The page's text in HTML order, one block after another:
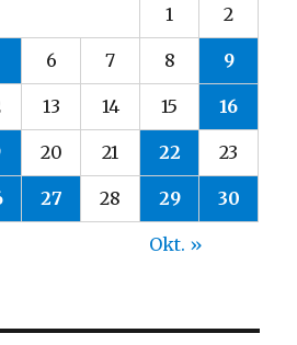
1 2
6 7 8 9
13 14 15 16
20 21 22 23
27 28 29 30
Okt. »